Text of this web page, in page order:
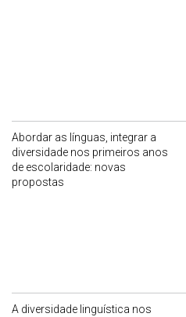
Abordar as línguas, integrar a
diversidade nos primeiros anos
de escolaridade: novas
propostas
A diversidade linguística nos